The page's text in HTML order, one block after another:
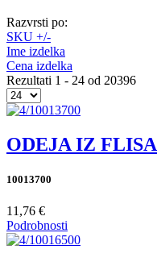
Razvrsti po:
SKU +/-
Ime izdelka
Cena izdelka
Rezultati 1 - 24 od 20396
ODEJA IZ FLISA
10013700
11,76 €
Podrobnosti